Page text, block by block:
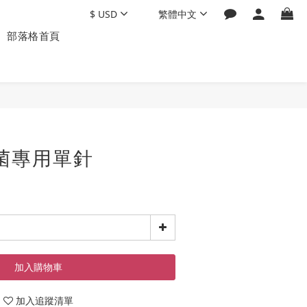
部落格首頁
$ USD 繁體中文
專用單針
加入購物車
加入追蹤清單